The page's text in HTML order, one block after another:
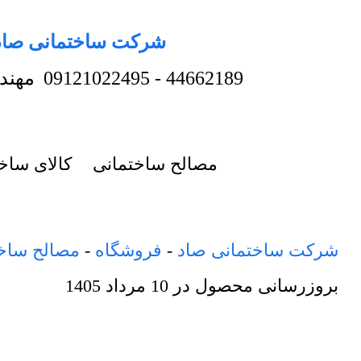
شرکت ساختمانی
44662189
-
09121022495
مصالح ساختمانی کالای
شرکت ساختمانی صاد - فروشگاه - مصالح
بروزرسانی محصول در 10 مرداد 1405